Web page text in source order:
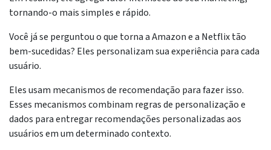
tornando-o mais simples e rápido.
Você já se perguntou o que torna a Amazon e a Netflix tão
bem-sucedidas? Eles personalizam sua experiência para cada
usuário.
Eles usam mecanismos de recomendação para fazer isso.
Esses mecanismos combinam regras de personalização e
dados para entregar recomendações personalizadas aos
usuários em um determinado contexto.